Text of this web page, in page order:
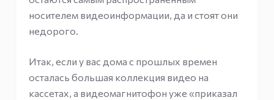
носителем видеоинформации, да и стоят они
недорого.
Итак, если у вас дома с прошлых времен
осталась большая коллекция видео на
кассетах, а видеомагнитофон уже «приказал